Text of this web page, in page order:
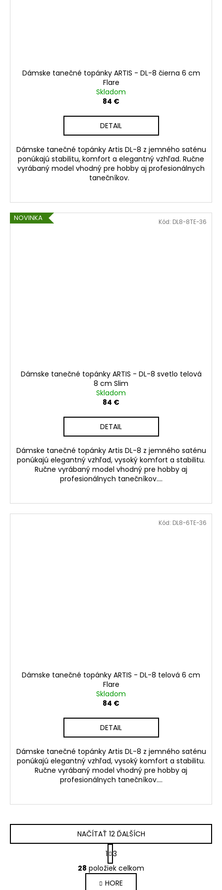
Dámske tanečné topánky ARTIS - DL-8 čierna 6 cm
Flare
Skladom
84 €
DETAIL
Dámske tanečné topánky Artis DL-8 z jemného saténu
ponúkajú stabilitu, komfort a elegantný vzhľad. Ručne
vyrábaný model vhodný pre hobby aj profesionálnych
tanečníkov.
NOVINKA
Dámske tanečné topánky ARTIS - DL-8 svetlo telová
8 cm Slim
Skladom
84 €
DETAIL
Dámske tanečné topánky Artis DL-8 z jemného saténu
ponúkajú elegantný vzhľad, vysoký komfort a stabilitu.
Ručne vyrábaný model vhodný pre hobby aj
profesionálnych tanečníkov....
Kód: DL8-8TE-36
Dámske tanečné topánky ARTIS - DL-8 telová 6 cm
Flare
Skladom
84 €
DETAIL
Dámske tanečné topánky Artis DL-8 z jemného saténu
ponúkajú elegantný vzhľad, vysoký komfort a stabilitu.
Ručne vyrábaný model vhodný pre hobby aj
profesionálnych tanečníkov....
Kód: DL8-6TE-36
O
v
l
NAČÍTAŤ 12 ĎALŠÍCH
S
t
r
á
n
1 3
28 položiek celkom
HORE